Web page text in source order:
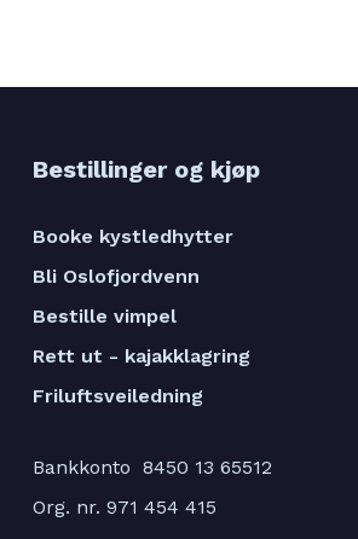
Bestillinger og kjøp
Booke kystledhytter
Bli Oslofjordvenn
Bestille vimpel
Rett ut - kajakklagring
Friluftsveiledning
Bankkonto 8450 13 65512
Org. nr. 971 454 415